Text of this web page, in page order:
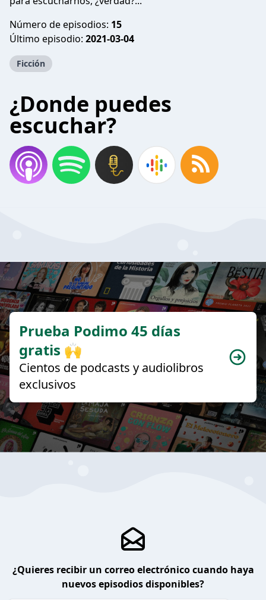
Número de episodios: 15
Último episodio: 2021-03-04
Ficción
¿Donde puedes
escuchar?
Prueba Podimo 45 días
gratis 🙌
Cientos de podcasts y audiolibros
exclusivos
¿Quieres recibir un correo electrónico cuando haya
nuevos episodios disponibles?